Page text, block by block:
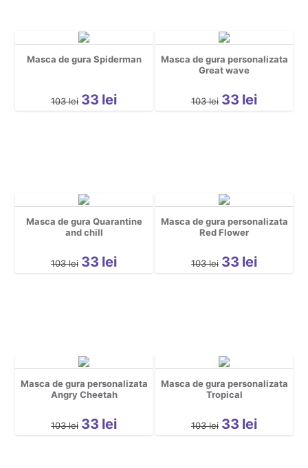
Masca de gura Spiderman
103 lei 33 lei
Masca de gura personalizata
Great wave
103 lei 33 lei
Masca de gura Quarantine
and chill
103 lei 33 lei
Masca de gura personalizata
Red Flower
103 lei 33 lei
Masca de gura personalizata
Angry Cheetah
103 lei 33 lei
Masca de gura personalizata
Tropical
103 lei 33 lei